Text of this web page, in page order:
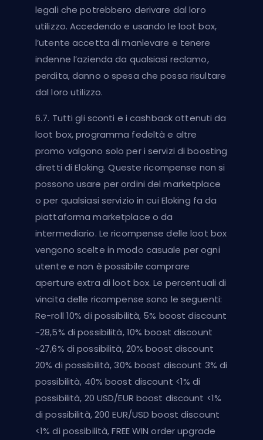
legali che potrebbero derivare dal loro
utilizzo. Accedendo e usando le loot box,
l’utente accetta di manlevare e tenere
indenne l’azienda da qualsiasi reclamo,
perdita, danno o spesa che possa risultare
dal loro utilizzo.
6.7. Tutti gli sconti e i cashback ottenuti da
loot box, programma fedeltà e altre
promo valgono solo per i servizi di boosting
diretti di Eloking. Queste ricompense non si
possono usare per ordini del marketplace
o per qualsiasi servizio in cui Eloking fa da
piattaforma marketplace o da
intermediario. Le ricompense delle loot box
vengono scelte in modo casuale per ogni
utente e non è possibile comprare
aperture extra di loot box. Le percentuali di
vincita delle ricompense sono le seguenti:
Re-roll 10% di possibilità, 5% boost discount
~28,5% di possibilità, 10% boost discount
~27,6% di possibilità, 20% boost discount
20% di possibilità, 30% boost discount 3% di
possibilità, 40% boost discount <1% di
possibilità, 20 USD/EUR boost discount <1%
di possibilità, 200 EUR/USD boost discount
<1% di possibilità, FREE WIN order upgrade